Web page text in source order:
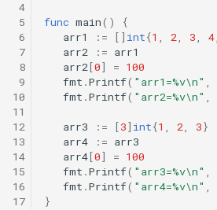
4
5
6
7
8
9
10
11
12
13
14
15
16
17
func main()
{
arr1
:= [] int{1 , 2, 3, 4,
arr2
:= arr1
arr2[0] = 100
fmt .Printf( "arr1=%v\n" ,
fmt .Printf( "arr2=%v\n" ,
arr3 := [3] int{1 , 2, 3}
arr4
:= arr3
arr4[0] = 100
fmt .Printf( "arr3=%v\n" ,
fmt .Printf( "arr4=%v\n" ,
}